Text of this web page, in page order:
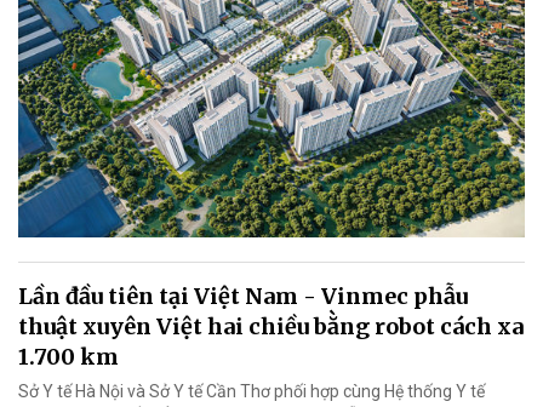
Lần đầu tiên tại Việt Nam - Vinmec phẫu
thuật xuyên Việt hai chiều bằng robot cách xa
1.700 km
Sở Y tế Hà Nội và Sở Y tế Cần Thơ phối hợp cùng Hệ thống Y tế